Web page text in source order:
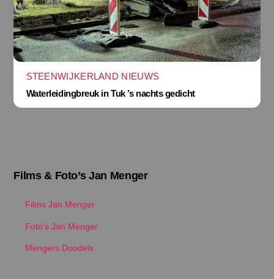
STEENWIJKERLAND NIEUWS
Waterleidingbreuk in Tuk ’s nachts gedicht
Films & Foto’s Jan Menger
Films Jan Menger
Foto’s Jan Menger
Mengers Doodels